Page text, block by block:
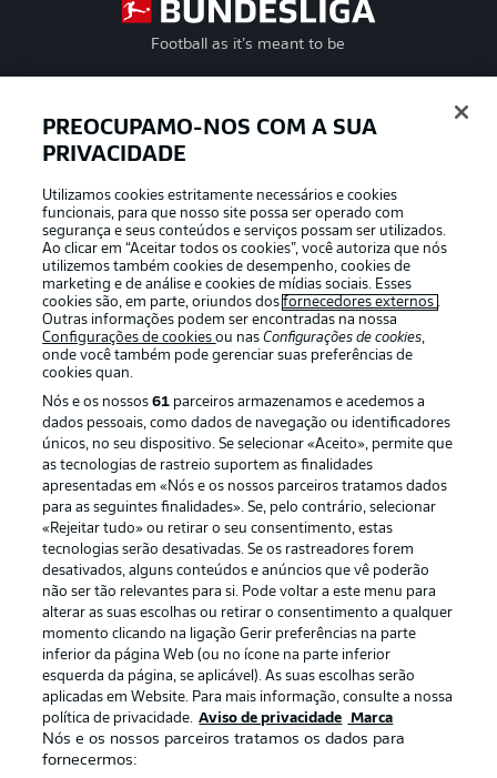
Football as it’s meant to be
APLICATIVO DA BUNDESLIGA
Oferecido por
Publicidade Avisos legais
Gerir preferências Aviso de privacidade
Trabalhe conosco
Marca Contato
Jogadores
PREOCUPAMO-NOS COM A SUA
PRIVACIDADE
Utilizamos cookies estritamente necessários e cookies
funcionais, para que nosso site possa ser operado com
segurança e seus conteúdos e serviços possam ser utilizados.
Ao clicar em “Aceitar todos os cookies”, você autoriza que nós
utilizemos também cookies de desempenho, cookies de
marketing e de análise e cookies de mídias sociais. Esses
cookies são, em parte, oriundos dosfornecedores externos .
Outras informações podem ser encontradas na nossa
Configurações de cookiesou nasConfigurações de cookies,
onde você também pode gerenciar suas preferências de
cookies quan.
Nós e os nossos61 parceiros armazenamos e acedemos a
dados pessoais, como dados de navegação ou identificadores
únicos, no seu dispositivo. Se selecionar «Aceito», permite que
as tecnologias de rastreio suportem as finalidades
apresentadas em «Nós e os nossos parceiros tratamos dados
para as seguintes finalidades». Se, pelo contrário, selecionar
«Rejeitar tudo» ou retirar o seu consentimento, estas
tecnologias serão desativadas. Se os rastreadores forem
desativados, alguns conteúdos e anúncios que vê poderão
não ser tão relevantes para si. Pode voltar a este menu para
alterar as suas escolhas ou retirar o consentimento a qualquer
momento clicando na ligação Gerir preferências na parte
inferior da página Web (ou no ícone na parte inferior
esquerda da página, se aplicável). As suas escolhas serão
aplicadas em Website. Para mais informação, consulte a nossa
política de privacidade. Aviso de privacidade Marca
Nós e os nossos parceiros tratamos os dados para
fornecermos: